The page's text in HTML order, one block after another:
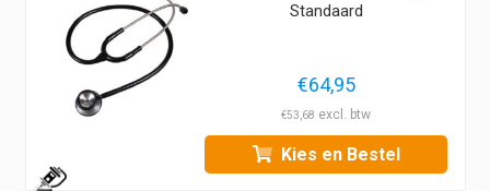
1
Standaard
€64,95
€53,68
Kies en Bestel